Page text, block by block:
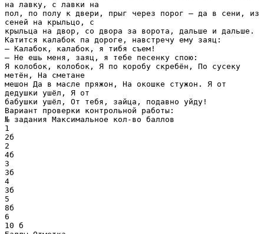
на лавку, с лавки на
пол, по полу к двери, прыг через порог – да в сени, из
сеней на крыльцо, с
крыльца на двор, со двора за ворота, дальше и дальше.
Катится калабок па дороге, навстречу ему заяц:
– Калабок, калабок, я тибя съем!
– Не ешь меня, заяц, я тебе песенку спою:
Я колобок, колобок, Я по коробу скребён, По сусеку
метён, На сметане
мешон Да в масле пряжон, На окошке стужон. Я от
дедушки ушёл, Я от
бабушки ушёл, От тебя, зайца, подавно уйду!
Вариант проверки контрольной работы:
№ задания Максимальное кол-во баллов
1
2б
2
4б
3
3б
4
3б
5
8б
6
10 б